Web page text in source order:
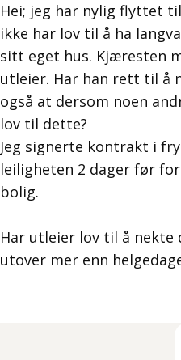
Hei; jeg har nylig flyttet
ikke har lov til å ha
sitt eget hus. Kjæresten
utleier. Har han rett til å
også at dersom noen
lov til dette?
Jeg signerte kontrakt i
leiligheten 2 dager før
bolig.
Har utleier lov til å nekte
utover mer enn